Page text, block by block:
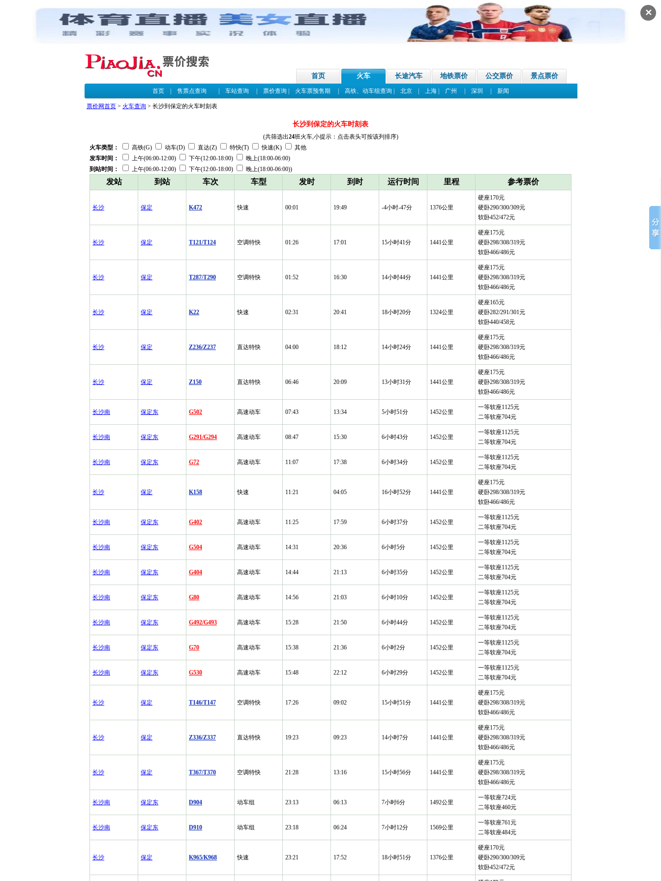
✕
首页 火车 长途汽车 地铁票价 公交票价 景点票价
首页| 售票点查询 车站查询 票价查询 火车票预售期 高铁、动车组查询 北京| 上海| 广州 深圳 新闻
票价网首页 > 火车查询 > 长沙到保定的火车时刻表
长沙到保定的火车时刻表
(共筛选出24班火车,小提示：点击表头可按该列排序)
火车类型：
高铁(G) 动车(D) 直达(Z) 特快(T) 快速(K)
其他
发车时间：
上午(06:00-12:00) 下午(12:00-18:00)
晚上(18:00-06:00)
到站时间：
上午(06:00-12:00) 下午(12:00-18:00) 晚上(18:00-06:00))
发站 到站 车次 车型 发时 到时 运行时间 里程 参考票价
长沙 保定 K472 快速 00:01 19:49 -4小时-47分 1376公里
硬座170元
硬卧290/300/309元
软卧452/472元
长沙 保定 T121/T124 空调特快 01:26 17:01 15小时41分 1441公里
硬座175元
硬卧298/308/319元
软卧466/486元
长沙 保定 T287/T290 空调特快 01:52 16:30 14小时44分 1441公里
硬座175元
硬卧298/308/319元
软卧466/486元
长沙 保定 K22 快速 02:31 20:41 18小时20分 1324公里
硬座165元
硬卧282/291/301元
软卧440/458元
长沙 保定 Z236/Z237 直达特快 04:00 18:12 14小时24分 1441公里
硬座175元
硬卧298/308/319元
软卧466/486元
长沙 保定 Z150 直达特快 06:46 20:09 13小时31分 1441公里
硬座175元
硬卧298/308/319元
软卧466/486元
长沙南 保定东 G502 高速动车 07:43 13:34 5小时51分 1452公里
一等软座1125元
二等软座704元
长沙南 保定东 G291/G294 高速动车 08:47 15:30 6小时43分 1452公里
一等软座1125元
二等软座704元
长沙南 保定东 G72 高速动车 11:07 17:38 6小时34分 1452公里
一等软座1125元
二等软座704元
长沙 保定 K158 快速 11:21 04:05 16小时52分 1441公里
硬座175元
硬卧298/308/319元
软卧466/486元
长沙南 保定东 G402 高速动车 11:25 17:59 6小时37分 1452公里
一等软座1125元
二等软座704元
长沙南 保定东 G504 高速动车 14:31 20:36 6小时5分 1452公里
一等软座1125元
二等软座704元
长沙南 保定东 G404 高速动车 14:44 21:13 6小时35分 1452公里
一等软座1125元
二等软座704元
长沙南 保定东 G80 高速动车 14:56 21:03 6小时10分 1452公里
一等软座1125元
二等软座704元
长沙南 保定东 G492/G493 高速动车 15:28 21:50 6小时44分 1452公里
一等软座1125元
二等软座704元
长沙南 保定东 G70 高速动车 15:38 21:36 6小时2分 1452公里
一等软座1125元
二等软座704元
长沙南 保定东 G530 高速动车 15:48 22:12 6小时29分 1452公里
一等软座1125元
二等软座704元
长沙 保定 T146/T147 空调特快 17:26 09:02 15小时51分 1441公里
硬座175元
硬卧298/308/319元
软卧466/486元
长沙 保定 Z336/Z337 直达特快 19:23 09:23 14小时7分 1441公里
硬座175元
硬卧298/308/319元
软卧466/486元
长沙 保定 T367/T370 空调特快 21:28 13:16 15小时56分 1441公里
硬座175元
硬卧298/308/319元
软卧466/486元
长沙南 保定东 D904 动车组 23:13 06:13 7小时6分 1492公里
一等软座724元
二等软座460元
长沙南 保定东 D910 动车组 23:18 06:24 7小时12分 1569公里
一等软座761元
二等软座484元
长沙 保定 K965/K968 快速 23:21 17:52 18小时51分 1376公里
硬座170元
硬卧290/300/309元
软卧452/472元